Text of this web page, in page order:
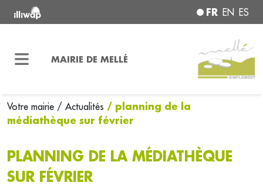
FR EN ES
MAIRIE DE MELLÉ
Votre mairie / Actualités / planning de la
médiathèque sur février
PLANNING DE LA MÉDIATHÈQUE
SUR FÉVRIER